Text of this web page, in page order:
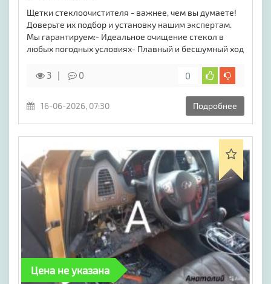
Щетки стеклоочистителя - важнее, чем вы думаете!
Доверьте их подбор и установку нашим экспертам.
Мы гарантируем:- Идеальное очищение стекол в
любых погодных условиях- Плавный и бесшумный ход
3 0 0
16-06-2026, 07:30 Подробнее
Цена не указана